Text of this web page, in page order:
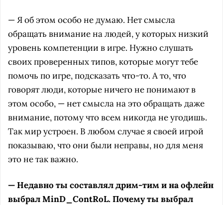
— Я об этом особо не думаю. Нет смысла
обращать внимание на людей, у которых низкий
уровень компетенции в игре. Нужно слушать
своих проверенных типов, которые могут тебе
помочь по игре, подсказать что-то. А то, что
говорят люди, которые ничего не понимают в
этом особо, — нет смысла на это обращать даже
внимание, потому что всем никогда не угодишь.
Так мир устроен. В любом случае я своей игрой
показываю, что они были неправы, но для меня
это не так важно.
— Недавно ты составлял дрим-тим и на офлейн
выбрал MinD_ContRoL. Почему ты выбрал